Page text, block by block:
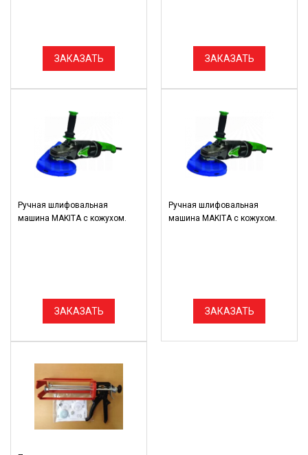
ЗАКАЗАТЬ ЗАКАЗАТЬ
Ручная шлифовальная
машина MAKITA с кожухом.
ЗАКАЗАТЬ
Ручная шлифовальная
машина MAKITA с кожухом.
ЗАКАЗАТЬ